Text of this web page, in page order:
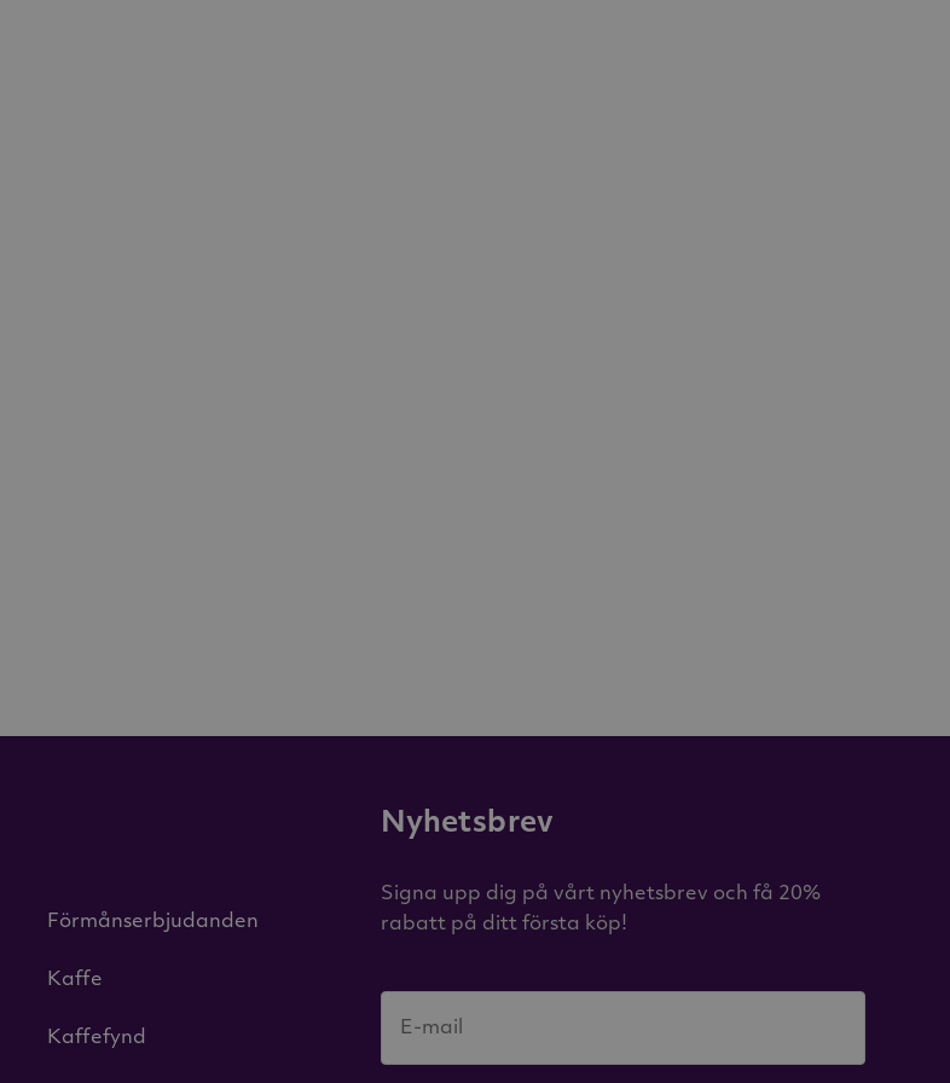
Förmånserbjudanden
Kaffe
Kaffefynd
Nyhetsbrev
Signa upp dig på vårt nyhetsbrev och få 20%
rabatt på ditt första köp!
E-mail